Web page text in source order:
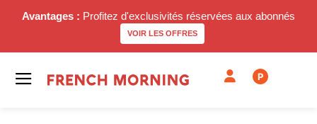
Avantages : Profitez d'exclusivités réservées aux abonnés
VOIR LES OFFRES
P